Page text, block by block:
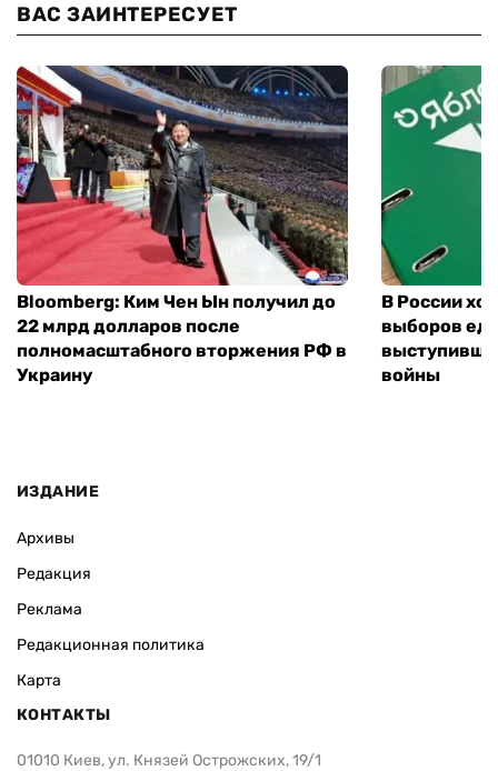
ВАС ЗАИНТЕРЕСУЕТ
Bloomberg: Ким Чен Ын получил до
22 млрд долларов после
полномасштабного вторжения РФ в
Украину
В России
выборов
войны
ИЗДАНИЕ
Архивы
Редакция
Реклама
Редакционная политика
Карта
КОНТАКТЫ
01010 Киев, ул. Князей Острожских, 19/1